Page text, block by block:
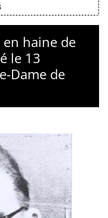
haine de
le 13
Dame de